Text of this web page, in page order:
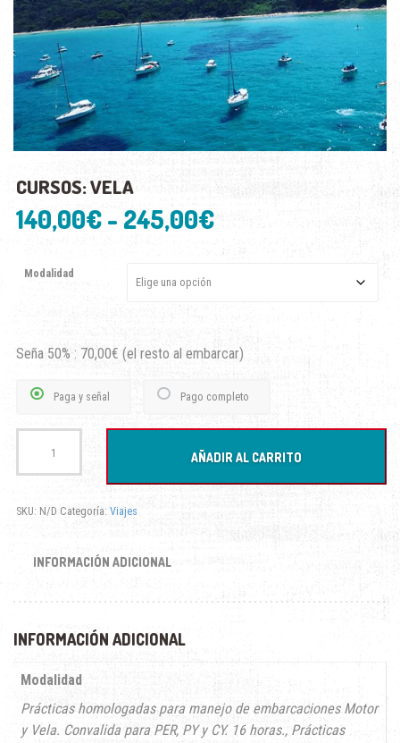
CURSOS: VELA
140,00€ - 245,00€Rango
de
desde
140,00€
hasta
Modalidad
Seña 50% : 70,00€ (el resto al embarcar)
Pago completo
Paga y señal
Cursos:
AÑADIR AL CARRITO
SKU: N/D Categoría: Viajes
INFORMACIÓN ADICIONAL
INFORMACIÓN ADICIONAL
Modalidad
Prácticas homologadas para manejo de embarcaciones Motor
y Vela. Convalida para PER, PY y CY. 16 horas., Prácticas